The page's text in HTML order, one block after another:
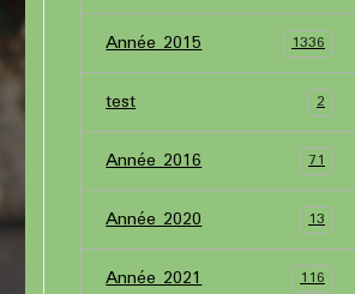
Année 2015 1336
test 2
Année 2016 71
Année 2020 13
Année 2021 116